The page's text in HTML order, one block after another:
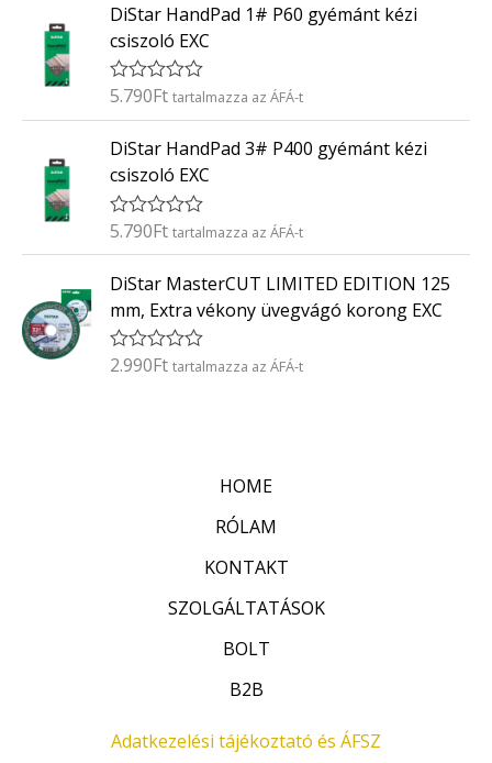
/
5
é
e
l
s
:
/
5
DiStar HandPad 1# P60 gyémánt kézi
csiszoló EXC
É
é
e
l
é
s
:
/
5
5.790Ft tartalmazza az ÁFÁ-t
DiStar HandPad 3# P400 gyémánt kézi
csiszoló EXC
É
é
e
l
s
5.790Ft tartalmazza az ÁFÁ-t
DiStar MasterCUT LIMITED EDITION 125
mm, Extra vékony üvegvágó korong EXC
É
2.990Ft tartalmazza az ÁFÁ-t
HOME
RÓLAM
KONTAKT
SZOLGÁLTATÁSOK
BOLT
B2B
Adatkezelési tájékoztató és ÁFSZ